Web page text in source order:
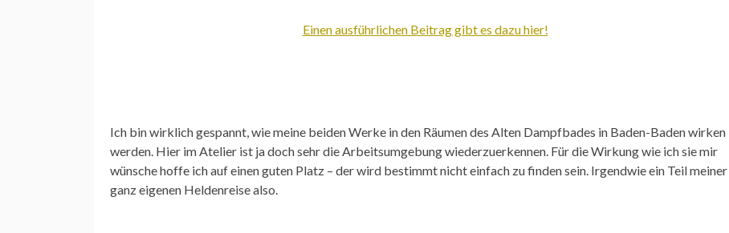
Einen ausführlichen Beitrag gibt es dazu hier!
Ich bin wirklich gespannt, wie meine beiden Werke in den Räumen des Alten Dampfbades in Baden-Baden wirken
werden. Hier im Atelier ist ja doch sehr die Arbeitsumgebung wiederzuerkennen. Für die Wirkung wie ich sie mir
wünsche hoffe ich auf einen guten Platz – der wird bestimmt nicht einfach zu finden sein. Irgendwie ein Teil meiner
ganz eigenen Heldenreise also.